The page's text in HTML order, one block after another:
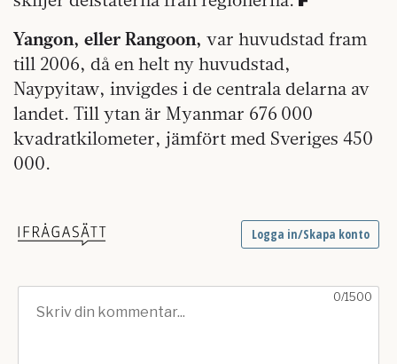
Yangon, eller Rangoon, var huvudstad fram
till 2006, då en helt ny huvudstad,
Naypyitaw, invigdes i de centrala delarna av
landet. Till ytan är Myanmar 676 000
kvadratkilometer, jämfört med Sveriges 450
000.